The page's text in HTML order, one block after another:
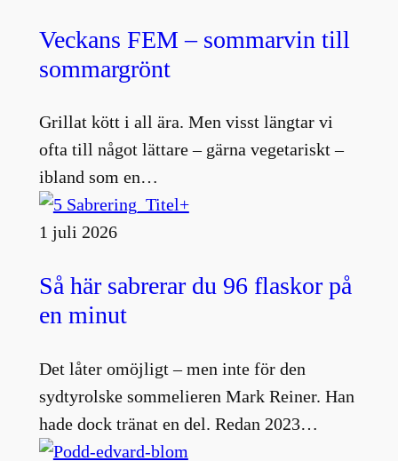
Veckans FEM – sommarvin till
sommargrönt
Grillat kött i all ära. Men visst längtar vi
ofta till något lättare – gärna vegetariskt –
ibland som en…
1 juli 2026
Så här sabrerar du 96 flaskor på
en minut
Det låter omöjligt – men inte för den
sydtyrolske sommelieren Mark Reiner. Han
hade dock tränat en del. Redan 2023…